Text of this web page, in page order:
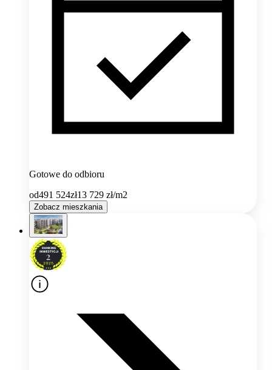
Gotowe do odbioru
od491 524zł13 729 zł/m2
Zobacz mieszkania